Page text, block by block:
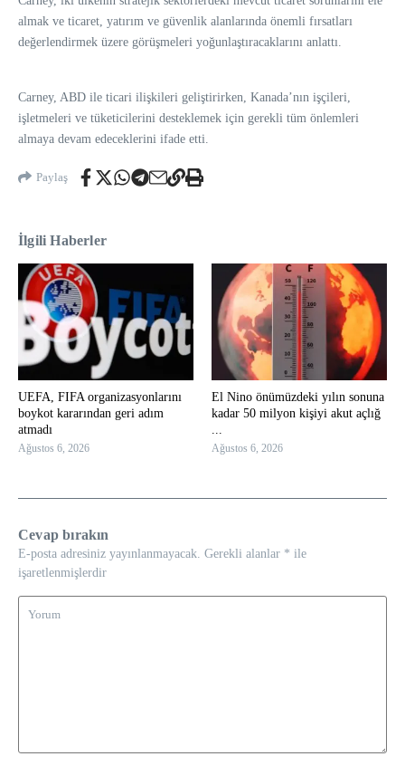
almak ve ticaret, yatırım ve güvenlik alanlarında önemli fırsatları
değerlendirmek üzere görüşmeleri yoğunlaştıracaklarını anlattı.
Carney, ABD ile ticari ilişkileri geliştirirken, Kanada’nın işçileri,
işletmeleri ve tüketicilerini desteklemek için gerekli tüm önlemleri
almaya devam edeceklerini ifade etti.
Paylaş
İlgili Haberler
UEFA, FIFA organizasyonlarını
boykot kararından geri adım
atmadı
Ağustos 6, 2026
El Nino önümüzdeki yılın sonuna
kadar 50 milyon kişiyi akut açlığ
Ağustos 6, 2026
Cevap bırakın
E-posta adresiniz yayınlanmayacak. Gerekli alanlar * ile
işaretlenmişlerdir